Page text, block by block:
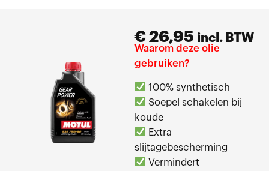
€26,95 incl. BTW
Waarom deze olie
gebruiken?
100% synthetisch
Soepel schakelen bij
koude
Extra
slijtagebescherming
Vermindert